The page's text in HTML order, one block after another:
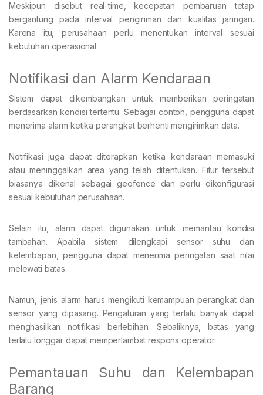
Meskipun disebut real-time, kecepatan pembaruan tetap
bergantung pada interval pengiriman dan kualitas jaringan.
Karena itu, perusahaan perlu menentukan interval sesuai
kebutuhan operasional.
Notifikasi dan Alarm Kendaraan
Sistem dapat dikembangkan untuk memberikan peringatan
berdasarkan kondisi tertentu. Sebagai contoh, pengguna dapat
menerima alarm ketika perangkat berhenti mengirimkan data.
Notifikasi juga dapat diterapkan ketika kendaraan memasuki
atau meninggalkan area yang telah ditentukan. Fitur tersebut
biasanya dikenal sebagai geofence dan perlu dikonfigurasi
sesuai kebutuhan perusahaan.
Selain itu, alarm dapat digunakan untuk memantau kondisi
tambahan. Apabila sistem dilengkapi sensor suhu dan
kelembapan, pengguna dapat menerima peringatan saat nilai
melewati batas.
Namun, jenis alarm harus mengikuti kemampuan perangkat dan
sensor yang dipasang. Pengaturan yang terlalu banyak dapat
menghasilkan notifikasi berlebihan. Sebaliknya, batas yang
terlalu longgar dapat memperlambat respons operator.
Pemantauan Suhu dan Kelembapan
Barang